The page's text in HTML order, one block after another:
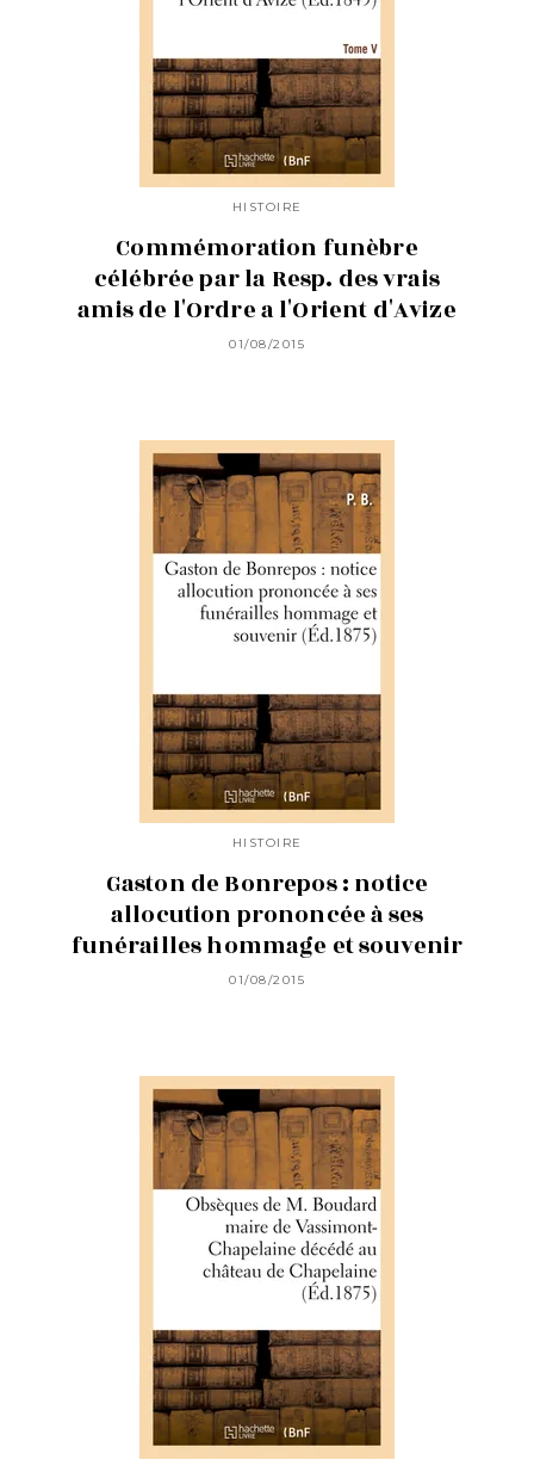
HISTOIRE
Commémoration funèbre
célébrée par la Resp. des vrais
amis de l'Ordre a l'Orient d'Avize
01/08/2015
HISTOIRE
Gaston de Bonrepos : notice
allocution prononcée à ses
funérailles hommage et souvenir
01/08/2015